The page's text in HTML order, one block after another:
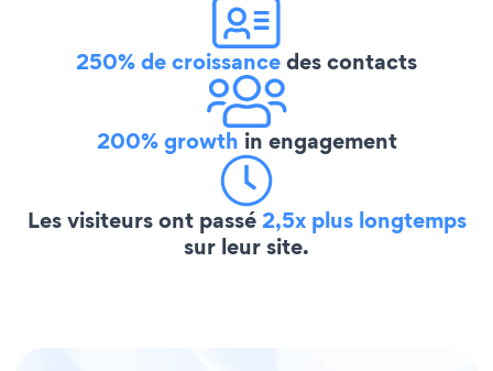
250% de croissancedes contacts
200% growth in engagement
Les visiteurs ont passé2,5x plus longtemps
sur leur site.